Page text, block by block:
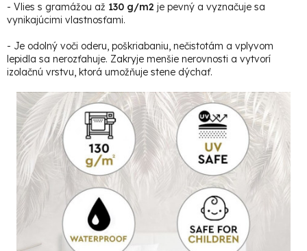
- Vlies s gramážou až 130 g/m2 je pevný a vyznačuje sa
vynikajúcimi vlastnosťami.
- Je odolný voči oderu, poškriabaniu, nečistotám a vplyvom
lepidla sa nerozťahuje. Zakryje menšie nerovnosti a vytvorí
izolačnú vrstvu, ktorá umožňuje stene dýchať.